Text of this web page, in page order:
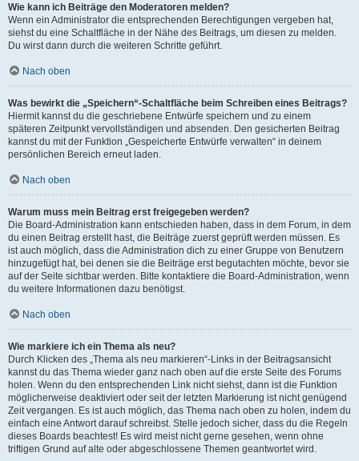
Wie kann ich Beiträge den Moderatoren melden?
Wenn ein Administrator die entsprechenden Berechtigungen vergeben hat,
siehst du eine Schaltfläche in der Nähe des Beitrags, um diesen zu melden.
Du wirst dann durch die weiteren Schritte geführt.
Nach oben
Was bewirkt die „Speichern“-Schaltfläche beim Schreiben eines Beitrags?
Hiermit kannst du die geschriebene Entwürfe speichern und zu einem
späteren Zeitpunkt vervollständigen und absenden. Den gesicherten Beitrag
kannst du mit der Funktion „Gespeicherte Entwürfe verwalten“ in deinem
persönlichen Bereich erneut laden.
Nach oben
Warum muss mein Beitrag erst freigegeben werden?
Die Board-Administration kann entschieden haben, dass in dem Forum, in dem
du einen Beitrag erstellt hast, die Beiträge zuerst geprüft werden müssen. Es
ist auch möglich, dass die Administration dich zu einer Gruppe von Benutzern
hinzugefügt hat, bei denen sie die Beiträge erst begutachten möchte, bevor sie
auf der Seite sichtbar werden. Bitte kontaktiere die Board-Administration, wenn
du weitere Informationen dazu benötigst.
Nach oben
Wie markiere ich ein Thema als neu?
Durch Klicken des „Thema als neu markieren“-Links in der Beitragsansicht
kannst du das Thema wieder ganz nach oben auf die erste Seite des Forums
holen. Wenn du den entsprechenden Link nicht siehst, dann ist die Funktion
möglicherweise deaktiviert oder seit der letzten Markierung ist nicht genügend
Zeit vergangen. Es ist auch möglich, das Thema nach oben zu holen, indem du
einfach eine Antwort darauf schreibst. Stelle jedoch sicher, dass du die Regeln
dieses Boards beachtest! Es wird meist nicht gerne gesehen, wenn ohne
triftigen Grund auf alte oder abgeschlossene Themen geantwortet wird.